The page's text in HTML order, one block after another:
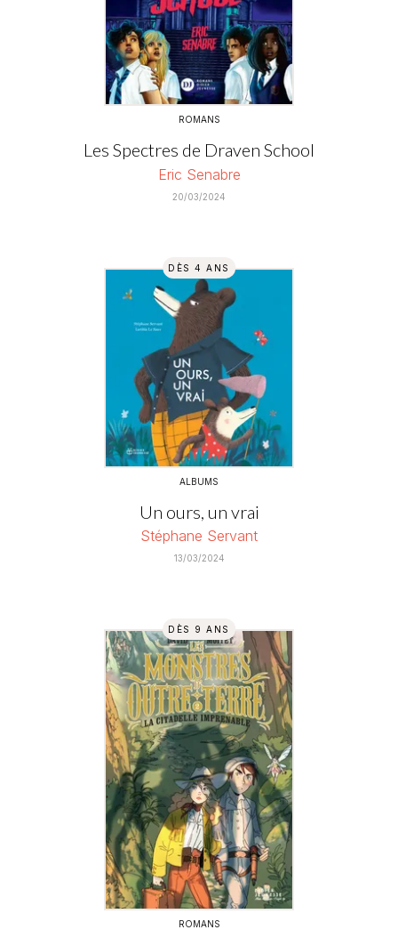
ROMANS
Les Spectres de Draven School
Eric Senabre
20/03/2024
DÈS 4 ANS
ALBUMS
Un ours, un vrai
Stéphane Servant
13/03/2024
DÈS 9 ANS
ROMANS